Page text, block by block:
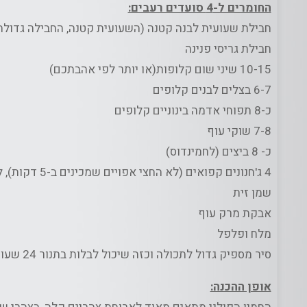
החומרים ל-4 סועדים רעבים:
חבילת שעועית לבנה קטנה (השעועית קטנה, החבילה
חבילת גריסי פנינה
10-15 שיני שום קלופות(או יותר לפי אהבתכם)
6-7 בצלים לבנים קלופים
כ-8 תפוחי אדמה בינוניים קלופים
7-8 שוקי עוף
כ- 8 ביצים (לחמינדוס)
4 ג'חנונים קפואים (לא החצי אפויים שמכינים ב-5 דקות), לא חובה
שמן זית
אבקת מרק עוף
מלח ופלפל
סיר מספיק גדול לתכולה וכזה שיכול לבלות בתנור 24 שעות בלי להנזק
אופן ההכנה: